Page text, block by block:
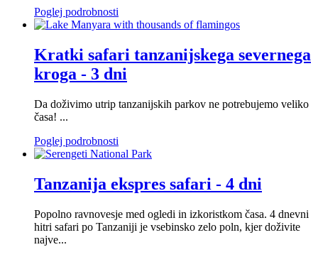
Poglej podrobnosti
Kratki safari tanzanijskega severnega
kroga - 3 dni
Da doživimo utrip tanzanijskih parkov ne potrebujemo veliko
časa! ...
Poglej podrobnosti
Tanzanija ekspres safari - 4 dni
Popolno ravnovesje med ogledi in izkoristkom časa. 4 dnevni
hitri safari po Tanzaniji je vsebinsko zelo poln, kjer doživite
najve...